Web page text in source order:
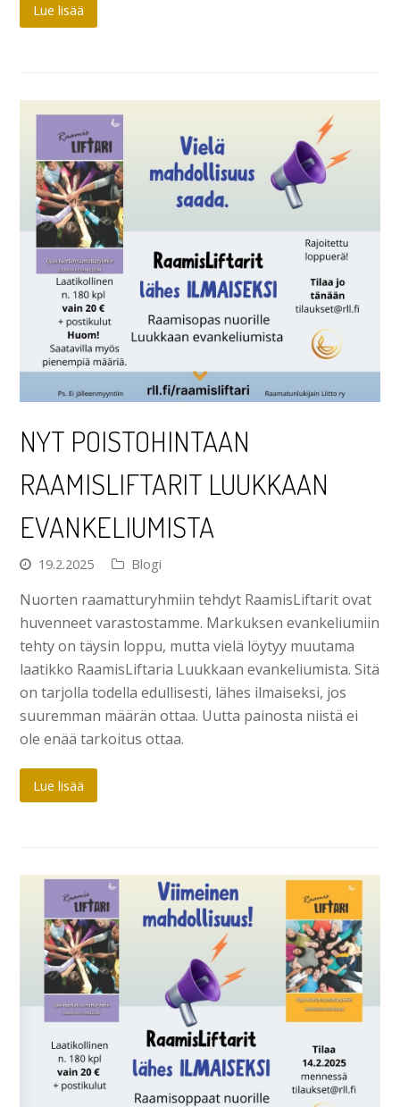
Lue lisää
NYT POISTOHINTAAN
RAAMISLIFTARIT LUUKKAAN
EVANKELIUMISTA
19.2.2025 Blogi
Nuorten raamatturyhmiin tehdyt RaamisLiftarit ovat
huvenneet varastostamme. Markuksen evankeliumiin
tehty on täysin loppu, mutta vielä löytyy muutama
laatikko RaamisLiftaria Luukkaan evankeliumista. Sitä
on tarjolla todella edullisesti, lähes ilmaiseksi, jos
suuremman määrän ottaa. Uutta painosta niistä ei
ole enää tarkoitus ottaa.
Lue lisää